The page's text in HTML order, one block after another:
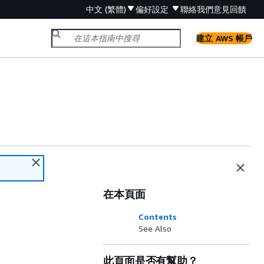
中文 (繁體) 偏好設定 聯絡我們意見回饋
建立 AWS 帳戶
在本頁面
Contents
See Also
此頁面是否有幫助？